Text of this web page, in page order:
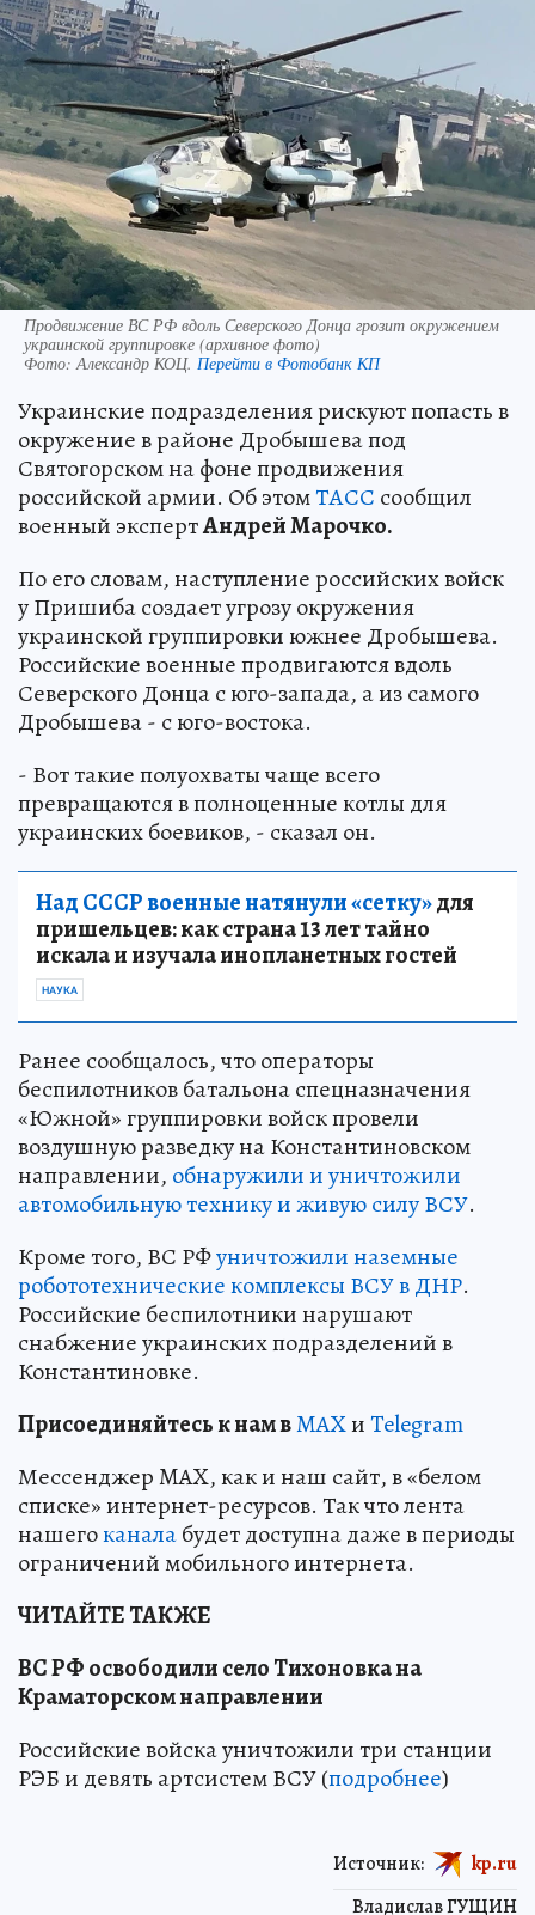
Продвижение ВС РФ вдоль Северского Донца грозит окружением
украинской группировке (архивное фото)
Фото:Александр КОЦ. Перейти в Фотобанк КП
Украинские подразделения рискуют попасть в
окружение в районе Дробышева под
Святогорском на фоне продвижения
российской армии. Об этомТАСС сообщил
военный экспертАндрей Марочко.
По его словам, наступление российских войск
у Пришиба создает угрозу окружения
украинской группировки южнее Дробышева.
Российские военные продвигаются вдоль
Северского Донца с юго-запада, а из самого
Дробышева - с юго-востока.
- Вот такие полуохваты чаще всего
превращаются в полноценные котлы для
украинских боевиков, - сказал он.
Над СССР военные натянули «сетку»для
пришельцев: как страна 13 лет тайно
искала и изучала инопланетных гостей
НАУКА
Ранее сообщалось, что операторы
беспилотников батальона спецназначения
«Южной» группировки войск провели
воздушную разведку на Константиновском
направлении, обнаружили и уничтожили
автомобильную технику и живую силу ВСУ.
Кроме того, ВС РФуничтожили наземные
робототехнические комплексы ВСУ в ДНР.
Российские беспилотники нарушают
снабжение украинских подразделений в
Константиновке.
Присоединяйтесь к нам вMAXиTelegram
Мессенджер MAX, как и наш сайт, в «белом
списке» интернет-ресурсов. Так что лента
нашегоканалабудет доступна даже в периоды
ограничений мобильного интернета.
ЧИТАЙТЕ ТАКЖЕ
ВС РФ освободили село Тихоновка на
Краматорском направлении
Российские войска уничтожили три станции
РЭБ и девять артсистем ВСУ (подробнее)
Владислав ГУЩИН
Источник: kp.ru